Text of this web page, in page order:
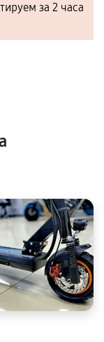
за 2 часа